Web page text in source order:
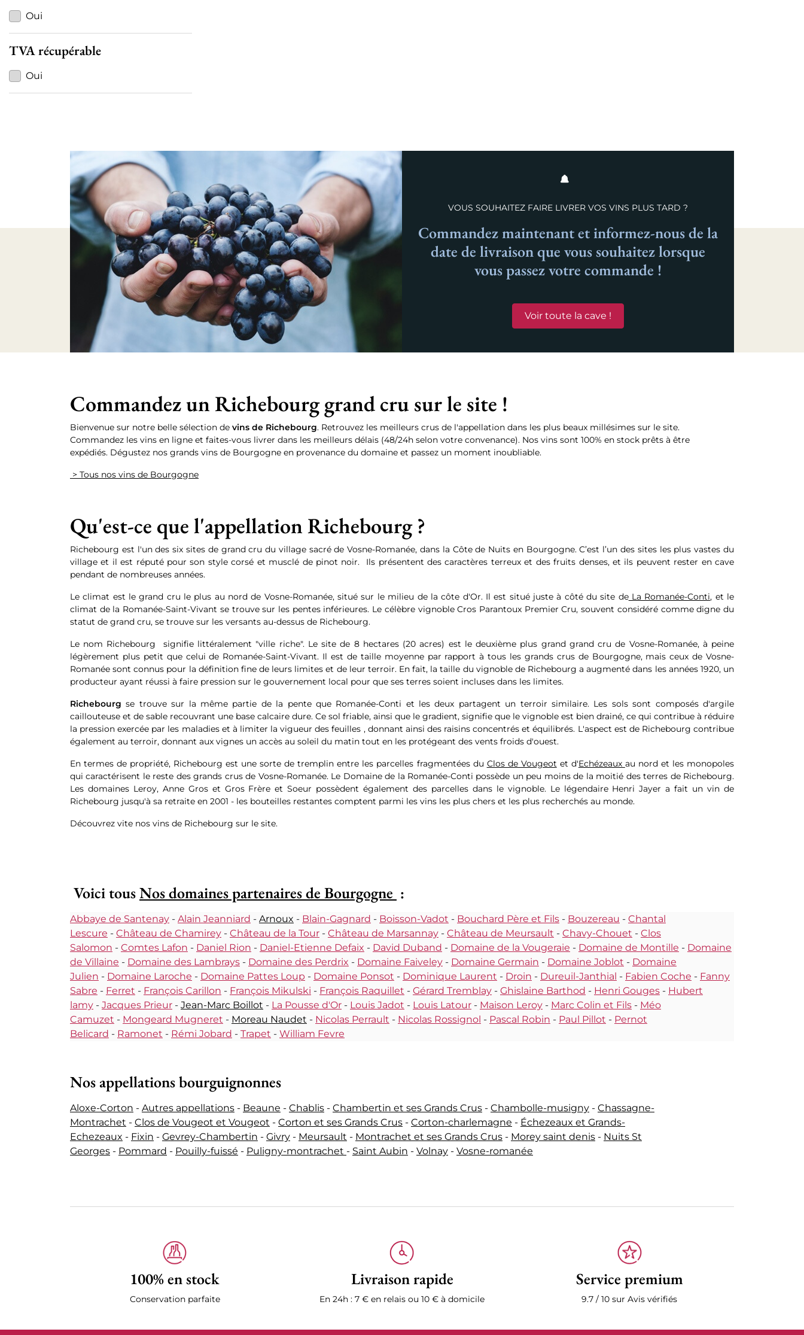
Oui
TVA récupérable
Oui
VOUS SOUHAITEZ FAIRE LIVRER VOS VINS PLUS TARD ?
Commandez maintenant et informez-nous de la
date de livraison que vous souhaitez lorsque
vous passez votre commande !
Voir toute la cave !
Commandez un Richebourg grand cru sur le site !
Bienvenue sur notre belle sélection de vins de Richebourg. Retrouvez les meilleurs crus de l'appellation dans les plus beaux millésimes sur le site.
Commandez les vins en ligne et faites-vous livrer dans les meilleurs délais (48/24h selon votre convenance). Nos vins sont 100% en stock prêts à être
expédiés. Dégustez nos grands vins de Bourgogne en provenance du domaine et passez un moment inoubliable.
> Tous nos vins de Bourgogne
Qu'est-ce que l'appellation Richebourg ?
Richebourg est l'un des six sites de grand cru du village sacré de Vosne-Romanée, dans la Côte de Nuits en Bourgogne. C’est l’un des sites les plus vastes du
village et il est réputé pour son style corsé et musclé de pinot noir. Ils présentent des caractères terreux et des fruits denses, et ils peuvent rester en cave
pendant de nombreuses années.
Le climat est le grand cru le plus au nord de Vosne-Romanée, situé sur le milieu de la côte d'Or. Il est situé juste à côté du site deLa Romanée-Conti, et le
climat de la Romanée-Saint-Vivant se trouve sur les pentes inférieures. Le célèbre vignoble Cros Parantoux Premier Cru, souvent considéré comme digne du
statut de grand cru, se trouve sur les versants au-dessus de Richebourg.
Le nom Richebourg signifie littéralement "ville riche". Le site de 8 hectares (20 acres) est le deuxième plus grand grand cru de Vosne-Romanée, à peine
légèrement plus petit que celui de Romanée-Saint-Vivant. Il est de taille moyenne par rapport à tous les grands crus de Bourgogne, mais ceux de Vosne-
Romanée sont connus pour la définition fine de leurs limites et de leur terroir. En fait, la taille du vignoble de Richebourg a augmenté dans les années 1920, un
producteur ayant réussi à faire pression sur le gouvernement local pour que ses terres soient incluses dans les limites.
Richebourg se trouve sur la même partie de la pente que Romanée-Conti et les deux partagent un terroir similaire. Les sols sont composés d'argile
caillouteuse et de sable recouvrant une base calcaire dure. Ce sol friable, ainsi que le gradient, signifie que le vignoble est bien drainé, ce qui contribue à réduire
la pression exercée par les maladies et à limiter la vigueur des feuilles , donnant ainsi des raisins concentrés et équilibrés. L'aspect est de Richebourg contribue
également au terroir, donnant aux vignes un accès au soleil du matin tout en les protégeant des vents froids d'ouest.
En termes de propriété, Richebourg est une sorte de tremplin entre les parcelles fragmentées du Clos de Vougeot et d'Echézeaux au nord et les monopoles
qui caractérisent le reste des grands crus de Vosne-Romanée. Le Domaine de la Romanée-Conti possède un peu moins de la moitié des terres de Richebourg.
Les domaines Leroy, Anne Gros et Gros Frère et Soeur possèdent également des parcelles dans le vignoble. Le légendaire Henri Jayer a fait un vin de
Richebourg jusqu'à sa retraite en 2001 - les bouteilles restantes comptent parmi les vins les plus chers et les plus recherchés au monde.
Découvrez vite nos vins de Richebourg sur le site.
Voici tousNos domaines partenaires de Bourgogne :
Abbaye de Santenay - Alain Jeanniard - Arnoux - Blain-Gagnard - Boisson-Vadot - Bouchard Père et Fils - Bouzereau - Chantal
Lescure - Château de Chamirey - Château de la Tour - Château de Marsannay - Château de Meursault - Chavy-Chouet - Clos
Salomon - Comtes Lafon - Daniel Rion - Daniel-Etienne Defaix - David Duband - Domaine de la Vougeraie - Domaine de Montille - Domaine
de Villaine - Domaine des Lambrays - Domaine des Perdrix - Domaine Faiveley - Domaine Germain - Domaine Joblot - Domaine
Julien - Domaine Laroche - Domaine Pattes Loup - Domaine Ponsot - Dominique Laurent - Droin - Dureuil-Janthial - Fabien Coche - Fanny
Sabre - Ferret - François Carillon - François Mikulski - François Raquillet - Gérard Tremblay - Ghislaine Barthod - Henri Gouges - Hubert
lamy - Jacques Prieur - Jean-Marc Boillot - La Pousse d'Or - Louis Jadot - Louis Latour - Maison Leroy - Marc Colin et Fils - Méo
Camuzet - Mongeard Mugneret - Moreau Naudet - Nicolas Perrault - Nicolas Rossignol - Pascal Robin - Paul Pillot - Pernot
Belicard - Ramonet - Rémi Jobard - Trapet - William Fevre
Nos appellations bourguignonnes
Aloxe-Corton - Autres appellations - Beaune - Chablis - Chambertin et ses Grands Crus - Chambolle-musigny - Chassagne-
Montrachet - Clos de Vougeot et Vougeot - Corton et ses Grands Crus - Corton-charlemagne - Échezeaux et Grands-
Echezeaux - Fixin - Gevrey-Chambertin - Givry - Meursault - Montrachet et ses Grands Crus - Morey saint denis - Nuits St
Georges - Pommard - Pouilly-fuissé - Puligny-montrachet - Saint Aubin - Volnay - Vosne-romanée
100% en stock
Conservation parfaite
Livraison rapide
En 24h : 7 € en relais ou 10 € à domicile
Service premium
9.7 / 10 sur Avis vérifiés